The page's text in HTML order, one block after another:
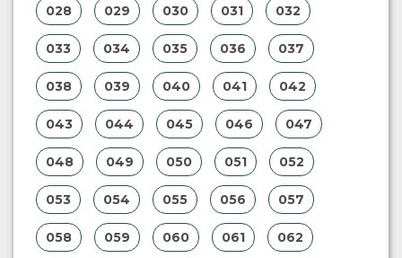
028 029 030 031 032
033 034 035 036 037
038 039 040 041 042
043 044 045 046 047
048 049 050 051 052
053 054 055 056 057
058 059 060 061 062